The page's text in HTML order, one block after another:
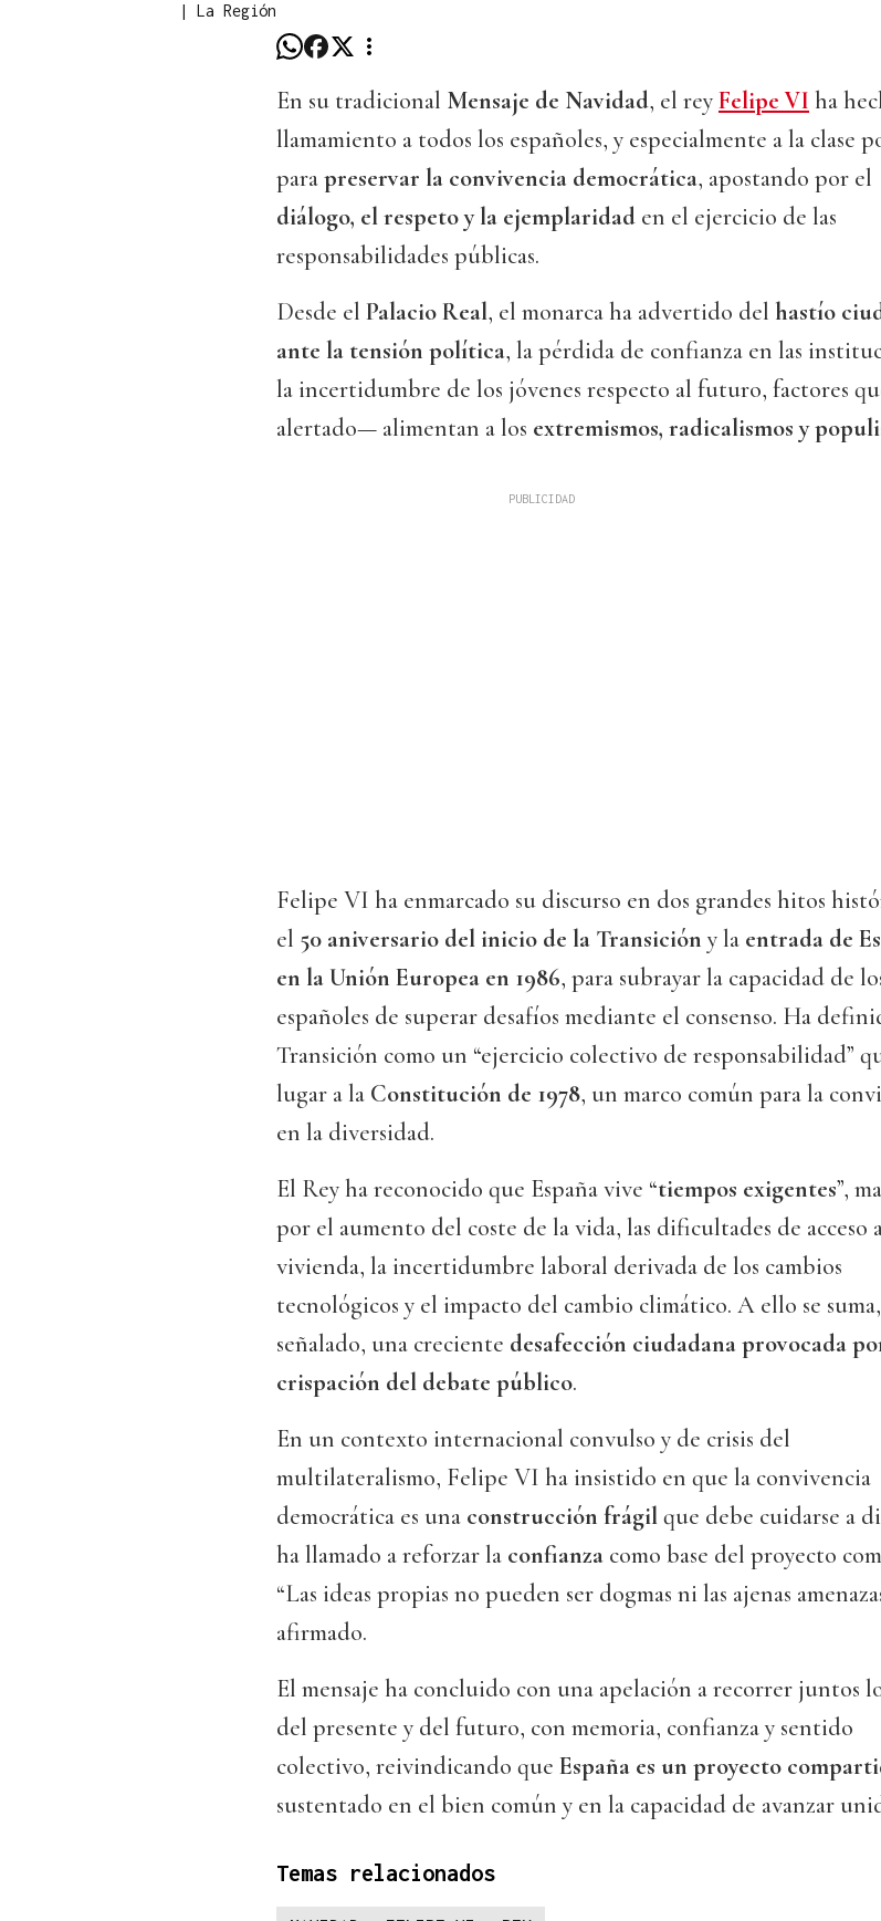
| La Región
En su tradicional Mensaje de Navidad, el reyFelipe VI ha
llamamiento a todos los españoles, y especialmente a la clase
parapreservar la convivencia democrática, apostando por el
diálogo, el respeto y la ejemplaridad en el ejercicio de las
responsabilidades públicas.
Desde el Palacio Real, el monarca ha advertido del hastío
ante la tensión política, la pérdida de confianza en las
la incertidumbre de los jóvenes respecto al futuro, factores
alertado— alimentan a los extremismos, radicalismos y
Felipe VI ha enmarcado su discurso en dos grandes hitos
el 50 aniversario del inicio de la Transición y la entrada de
en la Unión Europea en 1986, para subrayar la capacidad de
españoles de superar desafíos mediante el consenso. Ha
Transición como un “ejercicio colectivo de responsabilidad”
lugar a la Constitución de 1978, un marco común para la
en la diversidad.
El Rey ha reconocido que España vive “tiempos exigentes”,
por el aumento del coste de la vida, las dificultades de acceso
vivienda, la incertidumbre laboral derivada de los cambios
tecnológicos y el impacto del cambio climático. A ello se
señalado, una creciente desafección ciudadana provocada
crispación del debate público.
En un contexto internacional convulso y de crisis del
multilateralismo, Felipe VI ha insistido en que la convivencia
democrática es una construcción frágilque debe cuidarse a
ha llamado a reforzar la confianza como base del proyecto
“Las ideas propias no pueden ser dogmas ni las ajenas
afirmado.
El mensaje ha concluido con una apelación a recorrer juntos
del presente y del futuro, con memoria, confianza y sentido
colectivo, reivindicando que España es un proyecto
sustentado en el bien común y en la capacidad de avanzar
Temas relacionados